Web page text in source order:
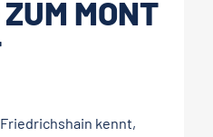
MONT
kennt,